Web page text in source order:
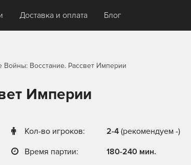
Доставка и оплата Блог
Войны: Восстание. Рассвет Империи
Империи
Кол-во игроков: 2-4 (рекомендуем -)
Время партии:
180-240 мин.